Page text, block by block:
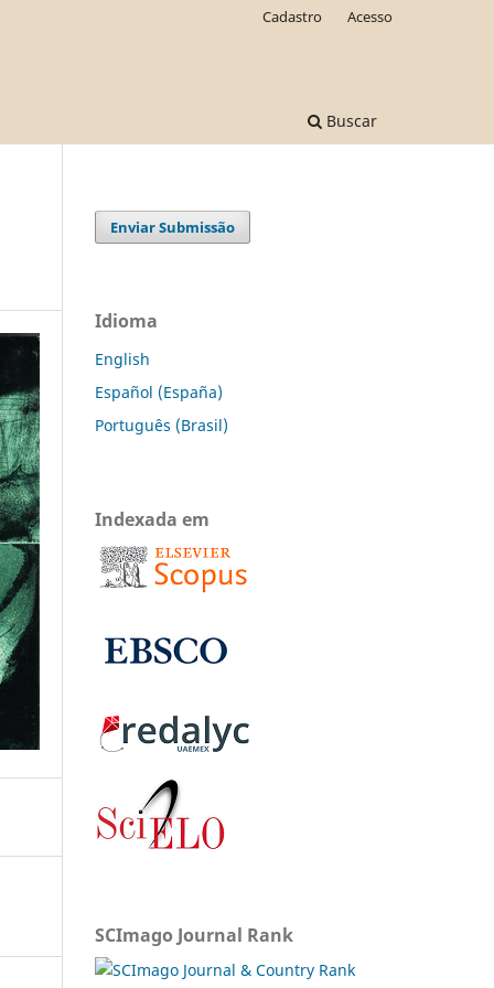
Buscar
Cadastro Acesso
Enviar Submissão
Idioma
English
Español (España)
Português (Brasil)
Indexada em
SCImago Journal Rank